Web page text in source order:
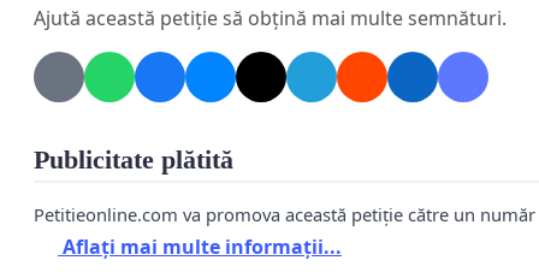
( http://legislatie.just.ro/Public/DetaliiDocument/154898
(https://legeaz.net/monitorul-oficial-73-2014/decizia-
🔘 În ORDINUL Ministerului Afacerilor Interne (M.A.I.)
reglementată coordonarea activităţii şi delegarea
Ajută această petiție să obțină mai multe semnături.
Publicitate plătită
Petitieonline.com va promova această petiție către un
Aflați mai multe informații...